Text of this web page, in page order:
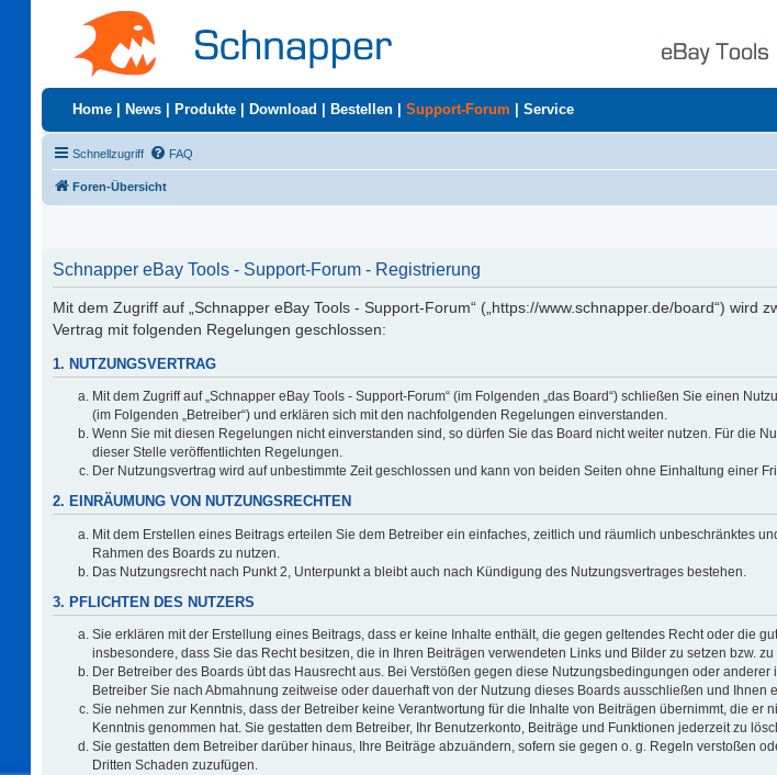
Home News Produkte Download Bestellen Support-Forum Service
Schnellzugriff FAQ
Foren-Übersicht
Schnapper eBay Tools - Support-Forum - Registrierung
Mit dem Zugriff auf „Schnapper eBay Tools - Support-Forum“ („https://www.schnapper.de/board“) wird
Vertrag mit folgenden Regelungen geschlossen:
1. NUTZUNGSVERTRAG
Mit dem Zugriff auf „Schnapper eBay Tools - Support-Forum“ (im Folgenden „das Board“) schließen Sie einen
(im Folgenden „Betreiber“) und erklären sich mit den nachfolgenden Regelungen einverstanden.
Wenn Sie mit diesen Regelungen nicht einverstanden sind, so dürfen Sie das Board nicht weiter nutzen. Für die
dieser Stelle veröffentlichten Regelungen.
Der Nutzungsvertrag wird auf unbestimmte Zeit geschlossen und kann von beiden Seiten ohne Einhaltung einer
2. EINRÄUMUNG VON NUTZUNGSRECHTEN
Mit dem Erstellen eines Beitrags erteilen Sie dem Betreiber ein einfaches, zeitlich und räumlich unbeschränktes
Rahmen des Boards zu nutzen.
Das Nutzungsrecht nach Punkt 2, Unterpunkt a bleibt auch nach Kündigung des Nutzungsvertrages bestehen.
3. PFLICHTEN DES NUTZERS
Sie erklären mit der Erstellung eines Beitrags, dass er keine Inhalte enthält, die gegen geltendes Recht oder die
insbesondere, dass Sie das Recht besitzen, die in Ihren Beiträgen verwendeten Links und Bilder zu setzen bzw.
Der Betreiber des Boards übt das Hausrecht aus. Bei Verstößen gegen diese Nutzungsbedingungen oder
Betreiber Sie nach Abmahnung zeitweise oder dauerhaft von der Nutzung dieses Boards ausschließen und Ihnen
Sie nehmen zur Kenntnis, dass der Betreiber keine Verantwortung für die Inhalte von Beiträgen übernimmt, die er
Kenntnis genommen hat. Sie gestatten dem Betreiber, Ihr Benutzerkonto, Beiträge und Funktionen jederzeit zu
Sie gestatten dem Betreiber darüber hinaus, Ihre Beiträge abzuändern, sofern sie gegen o. g. Regeln verstoßen
Dritten Schaden zuzufügen.